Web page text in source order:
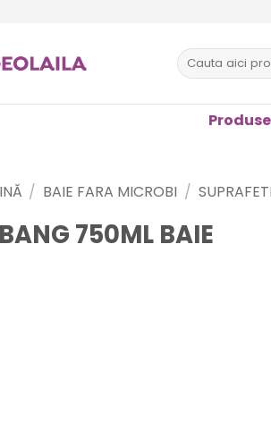
Caută
după:
/ BAIE FARA MICROBI /
750ML BAIE